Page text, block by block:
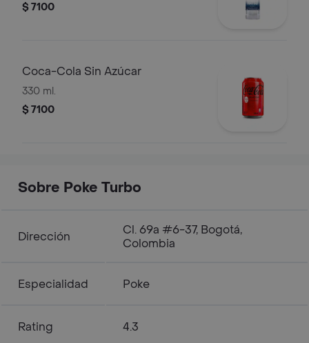
$ 7100
Coca-Cola Sin Azúcar
330 ml.
$ 7100
Sobre Poke Turbo
Dirección
Cl. 69a #6-37, Bogotá,
Colombia
Especialidad Poke
Rating 4.3